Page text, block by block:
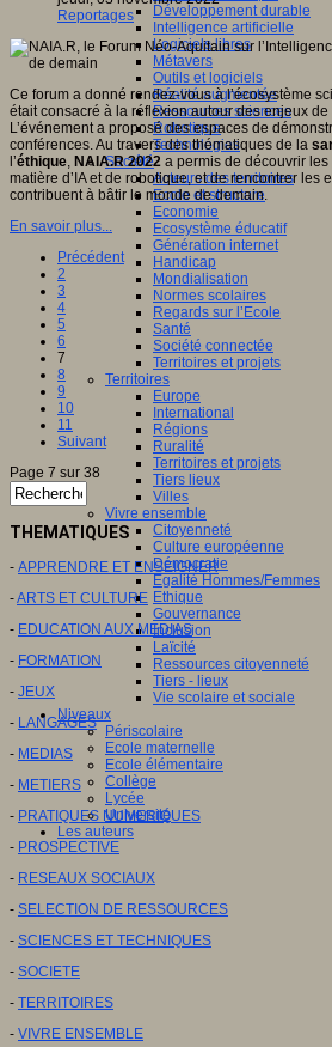
Développement durable
Intelligence artificielle
Logiciels libres
Métavers
Outils et logiciels
Réalité augmentée
Ressources sciences
Robotique
Technologies
Société
Acteurs des territoires
Ecole et structure
Economie
Ecosystème éducatif
Génération internet
Handicap
Mondialisation
Normes scolaires
Regards sur l’Ecole
Santé
Société connectée
Territoires et projets
Territoires
Europe
International
Régions
Ruralité
Territoires et projets
Tiers lieux
Villes
Vivre ensemble
Citoyenneté
Culture européenne
Démocratie
Egalité Hommes/Femmes
Ethique
Gouvernance
Inclusion
Laïcité
Ressources citoyenneté
Tiers - lieux
Vie scolaire et sociale
Niveaux
Périscolaire
Ecole maternelle
Ecole élémentaire
Collège
Lycée
Université
Les auteurs
Reportages
Ce forum a donné rendez-vous à l’écosystème
était consacré à la réflexion autour des enjeux de
L’événement a proposé des espaces de
conférences. Au travers des thématiques de la
l’éthique NAIA.R 2022 a permis de découvrir
matière d’IA et de robotique, et de rencontrer les
contribuent à bâtir le monde de demain.
En savoir plus...
Précédent
2
3
4
5
6
7
8
9
10
11
Suivant
Page 7 sur 38
THEMATIQUES
- APPRENDRE ET ENSEIGNER
-ARTS ET CULTURE
- EDUCATION AUX MEDIAS
- FORMATION
- JEUX
- LANGAGES
- MEDIAS
- METIERS
- PRATIQUES NUMERIQUES
- PROSPECTIVE
- RESEAUX SOCIAUX
- SELECTION DE RESSOURCES
- SCIENCES ET TECHNIQUES
- SOCIETE
- TERRITOIRES
- VIVRE ENSEMBLE